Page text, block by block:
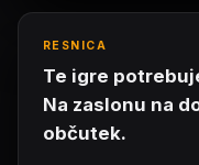
RESNICA
Te igre
Na zaslonu na
občutek.